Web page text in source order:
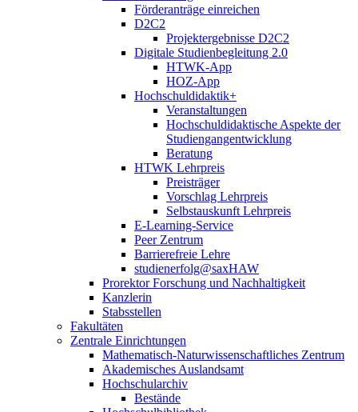
Förderanträge einreichen
D2C2
Projektergebnisse D2C2
Digitale Studienbegleitung 2.0
HTWK-App
HOZ-App
Hochschuldidaktik+
Veranstaltungen
Hochschuldidaktische Aspekte der
Studiengangentwicklung
Beratung
HTWK Lehrpreis
Preisträger
Vorschlag Lehrpreis
Selbstauskunft Lehrpreis
E-Learning-Service
Peer Zentrum
Barrierefreie Lehre
studienerfolg@saxHAW
Prorektor Forschung und Nachhaltigkeit
Kanzlerin
Stabsstellen
Fakultäten
Zentrale Einrichtungen
Mathematisch-Naturwissenschaftliches Zentrum
Akademisches Auslandsamt
Hochschularchiv
Bestände